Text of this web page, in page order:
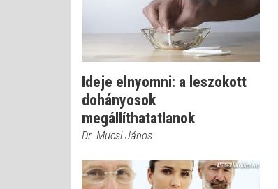
Ideje elnyomni: a leszokott
dohányosok
megállíthatatlanok
Dr. Mucsi János